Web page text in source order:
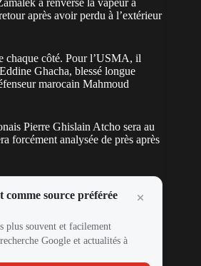
a renversé la vapeur à
après avoir perdu à l’extérieur
chaque côté. Pour l’USMA, il
Ghacha, blessé longue
marocain Mahmoud
Pierre Ghislain Atcho sera au
forcément analysée de près après
source préférée
plus souvent et facilement
Google et actualités à